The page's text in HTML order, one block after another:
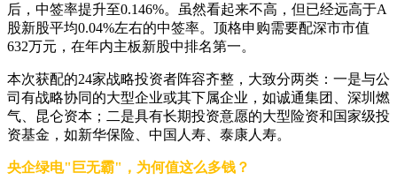
后，中签率提升至0.146%。虽然看起来不高，但已经远高于A
股新股平均0.04%左右的中签率。顶格申购需要配深市市值
632万元，在年内主板新股中排名第一。
本次获配的24家战略投资者阵容齐整，大致分两类：一是与公
司有战略协同的大型企业或其下属企业，如诚通集团、深圳燃
气、昆仑资本；二是具有长期投资意愿的大型险资和国家级投
资基金，如新华保险、中国人寿、泰康人寿。
央企绿电"巨无霸"，为何值这么多钱？